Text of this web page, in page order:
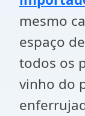
mesmo
espaço
todos os
vinho do